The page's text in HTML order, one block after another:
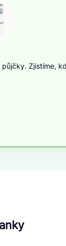
Zjistíme,